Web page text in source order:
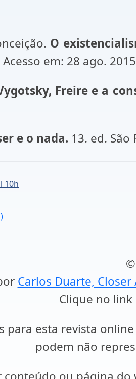
O
em: 28 ago.
Freire e a
e o nada. 13. ed. São
10h
©
Carlos Duarte,
Clique no
para esta revista
podem não